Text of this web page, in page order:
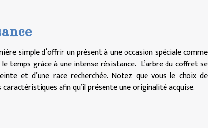
simple d’offrir un présent à une occasion spéciale comme
le temps grâce à une intense résistance. L’arbre du coffret se
et d’une race recherchée. Notez que vous le choix de
afin qu’il présente une originalité acquise.